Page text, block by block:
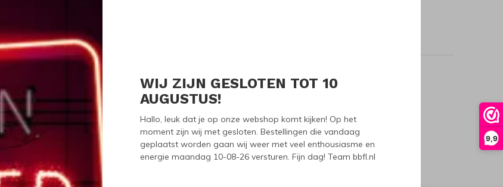
9,9
WIJ ZIJN GESLOTEN TOT 10
AUGUSTUS!
Hallo, leuk dat je op onze webshop komt kijken! Op het
moment zijn wij met gesloten. Bestellingen die vandaag
geplaatst worden gaan wij weer met veel enthousiasme en
energie maandag 10-08-26 versturen. Fijn dag! Team bbfl.nl
Seen 1 of the 1 products